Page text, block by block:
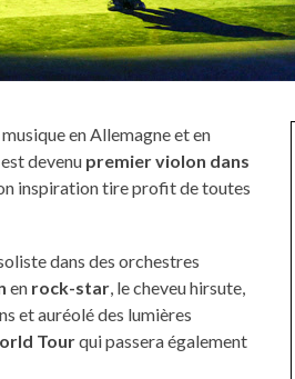
en Allemagne et en
devenu premier violon dans
inspiration tire profit de toutes
dans des orchestres
en rock-star, le cheveu hirsute,
et auréolé des lumières
Tourqui passera également